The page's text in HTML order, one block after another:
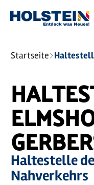
Sie
sind
Startseite
Haltestelle
Nahverkehrs